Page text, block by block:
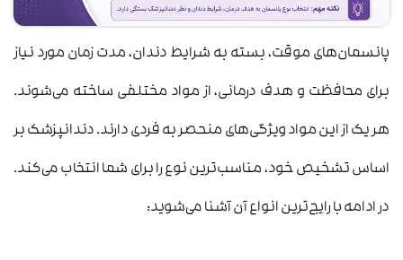
پانسمان‌های موقت، بسته به شرایط دندان، مدت زمان مورد نیاز
برای محافظت و هدف درمانی، از مواد مختلفی ساخته می‌شوند.
هر یک از این مواد ویژگی‌های منحصر به فردی دارند. دندانپزشک بر
اساس تشخیص خود، مناسب‌ترین نوع را برای شما انتخاب می‌کند.
در ادامه با رایج‌ترین انواع آن آشنا می‌شوید: